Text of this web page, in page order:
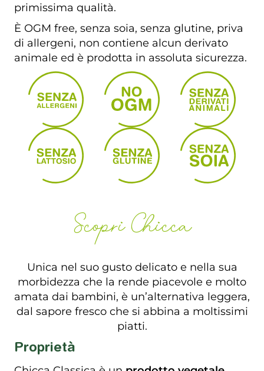
primissima qualità.
È OGM free, senza soia, senza glutine, priva
di allergeni, non contiene alcun derivato
animale ed è prodotta in assoluta sicurezza.
Scopri Chicca
Unica nel suo gusto delicato e nella sua
morbidezza che la rende piacevole e molto
amata dai bambini, è un’alternativa leggera,
dal sapore fresco che si abbina a moltissimi
piatti.
Proprietà